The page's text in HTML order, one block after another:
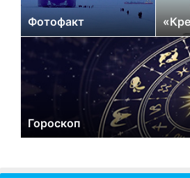
Фотофакт
Гороскоп